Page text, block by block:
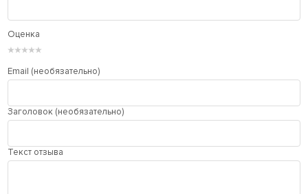
Оценка
★
★
★
★
★
Email (необязательно)
Заголовок (необязательно)
Текст отзыва